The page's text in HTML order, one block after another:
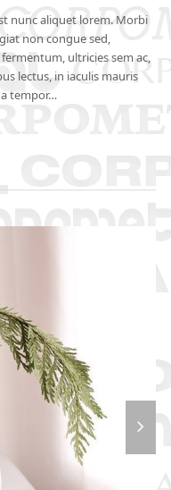
nunc aliquet lorem. Morbi
non congue sed,
ultricies sem ac,
lectus, in iaculis mauris
tempor…